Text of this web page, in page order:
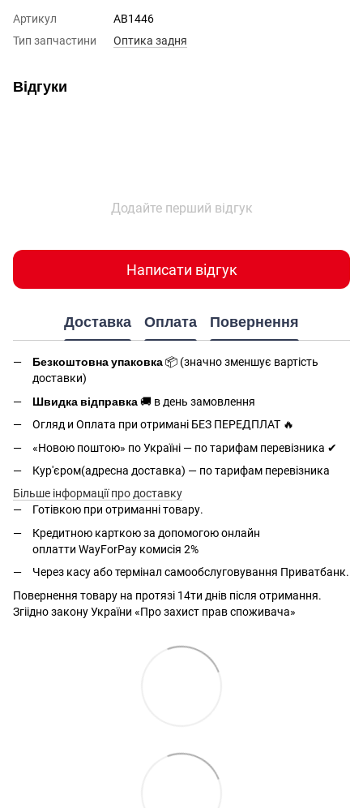
Артикул
AB1446
Тип запчастини
Оптика задня
Відгуки
Додайте перший відгук
Написати відгук
Доставка Оплата Повернення
Безкоштовна упаковка📦 (значно зменшує вартість
доставки)
Швидка відправка🚚 в день замовлення
Огляд и Оплата при отримані БЕЗ ПЕРЕДПЛАТ 🔥
«Новою поштою» по Україні — по тарифам перевізника ✔
Кур'єром(адресна доставка) — по тарифам перевізника
Більше інформації про доставку
Готівкою при отриманні товару.
Кредитною карткою за допомогою онлайн
оплатти WayForPay комисія 2%
Через касу або термінал самообслуговування Приватбанк.
Повернення товару на протязі 14ти днів після отримання.
Згіідно закону України «Про захист прав споживача»